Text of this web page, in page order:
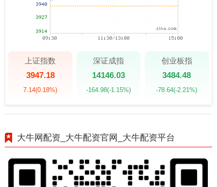
上证指数
3947.18
7.14(0.18%)
深证成指
14146.03
-164.98(-1.15%)
创业板指
3484.48
-78.64(-2.21%)
大牛网配资_大牛配资官网_大牛配资平台